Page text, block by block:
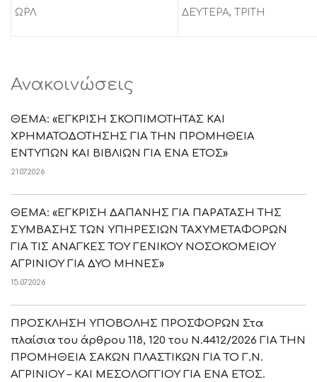
ΩΡΛ ΔΕΥΤΕΡΑ, ΤΡΙΤΗ
Ανακοινώσεις
ΘΕΜΑ: «ΕΓΚΡΙΣΗ ΣΚΟΠΙΜΟΤΗΤΑΣ ΚΑΙ
ΧΡΗΜΑΤΟΔΟΤΗΣΗΣ ΓΙΑ ΤΗΝ ΠΡΟΜΗΘΕΙΑ
ΕΝΤΥΠΩΝ ΚΑΙ ΒΙΒΛΙΩΝ ΓΙΑ ΕΝΑ ΕΤΟΣ»
21.07.2026
ΘΕΜΑ: «ΕΓΚΡΙΣΗ ΔΑΠΑΝΗΣ ΓΙΑ ΠΑΡΑΤΑΣΗ ΤΗΣ
ΣΥΜΒΑΣΗΣ ΤΩΝ ΥΠΗΡΕΣΙΩΝ ΤΑΧΥΜΕΤΑΦΟΡΩΝ
ΓΙΑ ΤΙΣ ΑΝΑΓΚΕΣ ΤΟΥ ΓΕΝΙΚΟΥ ΝΟΣΟΚΟΜΕΙΟΥ
ΑΓΡΙΝΙΟΥ ΓΙΑ ΔΥΟ ΜΗΝΕΣ»
15.07.2026
ΠΡΟΣΚΛΗΣΗ ΥΠΟΒΟΛΗΣ ΠΡΟΣΦΟΡΩΝ Στα
πλαίσια του άρθρου 118, 120 του Ν.4412/2026 ΓΙΑ ΤΗΝ
ΠΡΟΜΗΘΕΙΑ ΣΑΚΩΝ ΠΛΑΣΤΙΚΩΝ ΓΙΑ ΤΟ Γ.Ν.
ΑΓΡΙΝΙΟΥ – ΚΑΙ ΜΕΣΟΛΟΓΓΙΟΥ ΓΙΑ ΕΝΑ ΕΤΟΣ.